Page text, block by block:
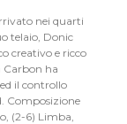
nei quarti
telaio, Donic
creativo e ricco
Carbon ha
il controllo
Composizione
(2-6) Limba,